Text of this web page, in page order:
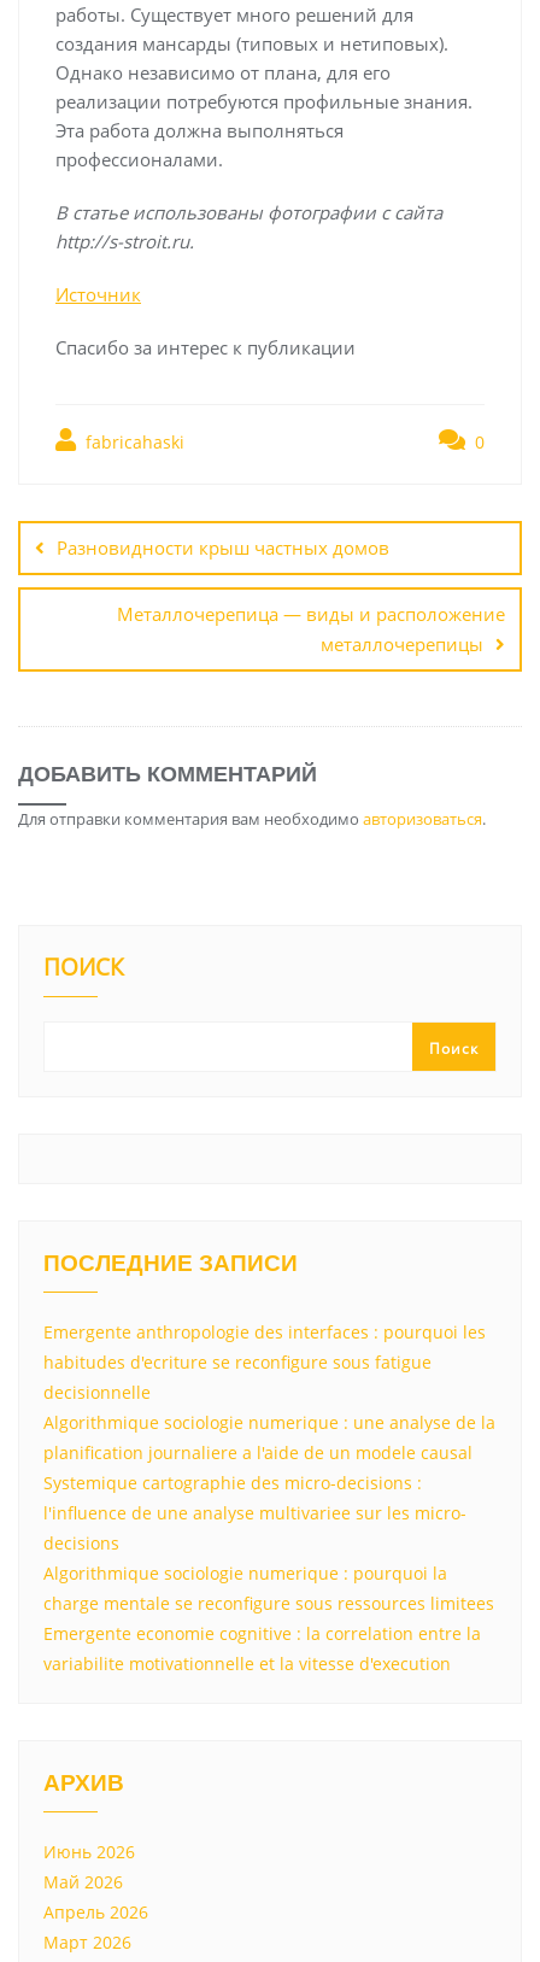
работы. Существует много решений для
создания мансарды (типовых и нетиповых).
Однако независимо от плана, для его
реализации потребуются профильные знания.
Эта работа должна выполняться
профессионалами.
В статье использованы фотографии с сайта
http://s-stroit.ru.
Источник
Спасибо за интерес к публикации
fabricahaski 0
по
записям
Разновидности крыш частных домов
Металлочерепица — виды и расположение
металлочерепицы
ДОБАВИТЬ КОММЕНТАРИЙ
Для отправки комментария вам необходимо авторизоваться.
ПОИСК
Поиск
ПОСЛЕДНИЕ ЗАПИСИ
Emergente anthropologie des interfaces : pourquoi les
habitudes d'ecriture se reconfigure sous fatigue
decisionnelle
Algorithmique sociologie numerique : une analyse de la
planification journaliere a l'aide de un modele causal
Systemique cartographie des micro-decisions :
l'influence de une analyse multivariee sur les micro-
decisions
Algorithmique sociologie numerique : pourquoi la
charge mentale se reconfigure sous ressources limitees
Emergente economie cognitive : la correlation entre la
variabilite motivationnelle et la vitesse d'execution
АРХИВ
Июнь 2026
Май 2026
Апрель 2026
Март 2026